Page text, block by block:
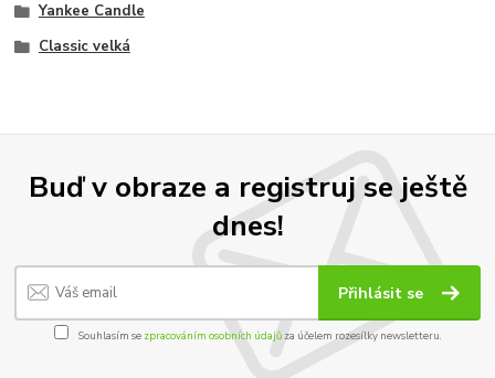
Yankee Candle
Classic velká
Buď v obraze a registruj se ještě
dnes!
Přihlásit se
Souhlasím se zpracováním osobních údajůza účelem rozesílky newsletteru.